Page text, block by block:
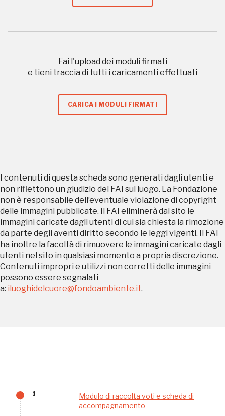
Fai l'upload dei moduli firmati
e tieni traccia di tutti i caricamenti effettuati
CARICA I MODULI FIRMATI
I contenuti di questa scheda sono generati dagli utenti e
non riflettono un giudizio del FAI sul luogo. La Fondazione
non è responsabile dell’eventuale violazione di copyright
delle immagini pubblicate. Il FAI eliminerà dal sito le
immagini caricate dagli utenti di cui sia chiesta la rimozione
da parte degli aventi diritto secondo le leggi vigenti. Il FAI
ha inoltre la facoltà di rimuovere le immagini caricate dagli
utenti nel sito in qualsiasi momento a propria discrezione.
Contenuti impropri e utilizzi non corretti delle immagini
possono essere segnalati
a: iluoghidelcuore@fondoambiente.it.
1
Modulo di raccolta voti e scheda di
accompagnamento
Ingresso gratuito
Gallerie
Tutto questo non
sarebbe possibile
senza di te